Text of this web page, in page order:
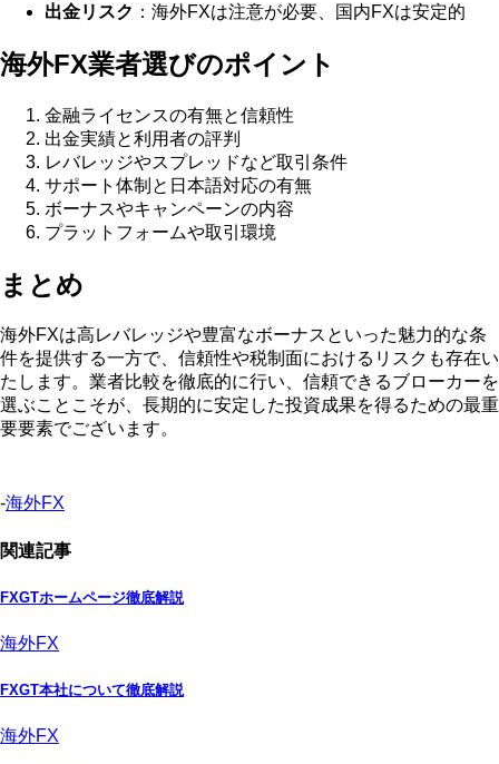
出金リスク ：海外FXは注意が必要、国内FXは安定的
海外FX業者選びのポイント
金融ライセンスの有無と信頼性
出金実績と利用者の評判
レバレッジやスプレッドなど取引条件
サポート体制と日本語対応の有無
ボーナスやキャンペーンの内容
プラットフォームや取引環境
まとめ
海外FXは高レバレッジや豊富なボーナスといった魅力的な条
件を提供する一方で、信頼性や税制面におけるリスクも存在い
たします。業者比較を徹底的に行い、信頼できるブローカーを
選ぶことこそが、長期的に安定した投資成果を得るための最重
要要素でございます。
-海外FX
関連記事
FXGTホームページ徹底解説
海外FX
FXGT本社について徹底解説
海外FX